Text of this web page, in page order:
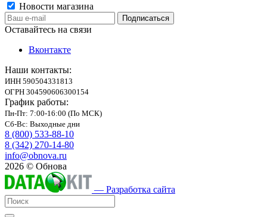
Новости магазина
Оставайтесь на связи
Вконтакте
Наши контакты:
ИНН 590504331813
ОГРН 304590606300154
График работы:
Пн-Пт: 7:00-16:00 (По МСК)
Сб-Вс: Выходные дни
8 (800) 533-88-10
8 (342) 270-14-80
info@obnova.ru
2026 © Обнова
— Разработка сайта